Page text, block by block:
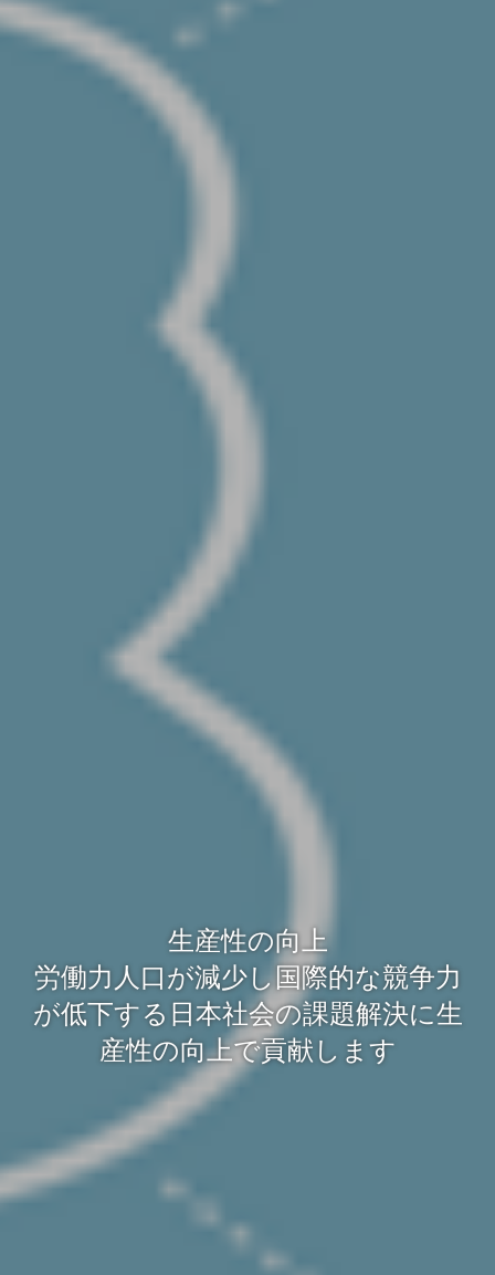
生産性の向上
労働力人口が減少し国際的な競争力
が低下する日本社会の課題解決に生
産性の向上で貢献します